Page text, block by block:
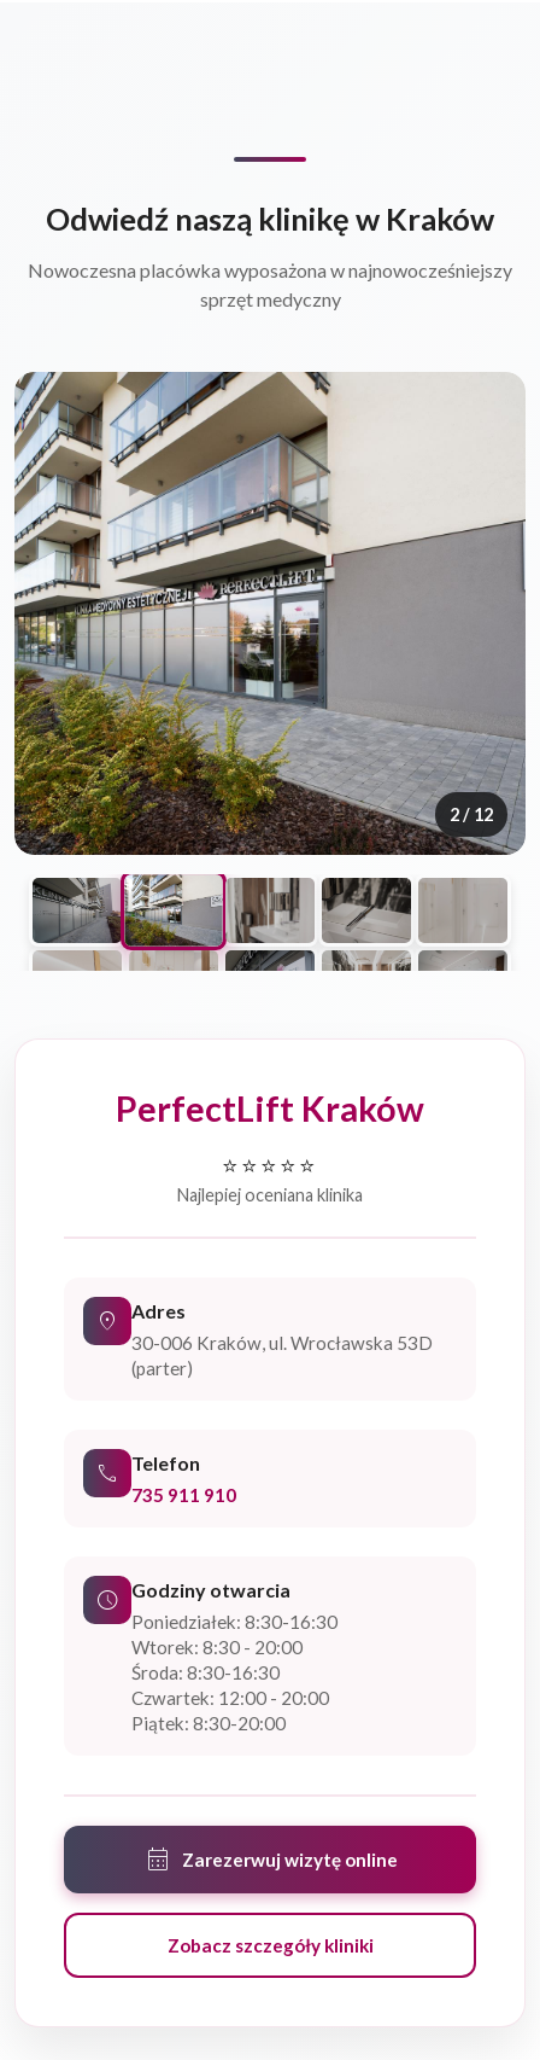
Odwiedź naszą klinikę w Kraków
Nowoczesna placówka wyposażona w najnowocześniejszy
sprzęt medyczny
2/ 12
PerfectLift Kraków
⭐⭐⭐⭐⭐
Najlepiej oceniana klinika
location_on Adres
30-006 Kraków, ul. Wrocławska 53D
(parter)
phone Telefon
735 911 910
schedule Godziny otwarcia
Poniedziałek: 8:30-16:30
Wtorek: 8:30 - 20:00
Środa: 8:30-16:30
Czwartek: 12:00 - 20:00
Piątek: 8:30-20:00
calendar_month Zarezerwuj wizytę online
Zobacz szczegóły kliniki